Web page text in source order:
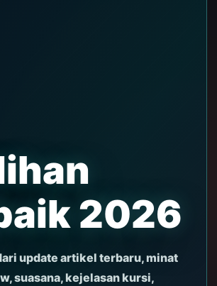
2026
update artikel terbaru, minat
suasana, kejelasan kursi,